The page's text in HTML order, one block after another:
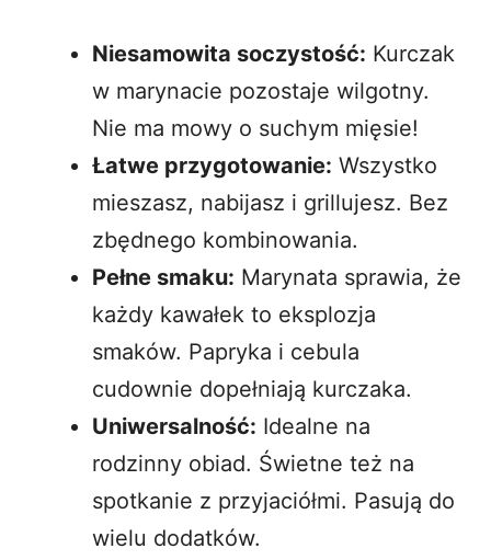
Niesamowita soczystość: Kurczak
w marynacie pozostaje wilgotny.
Nie ma mowy o suchym mięsie!
Łatwe przygotowanie: Wszystko
mieszasz, nabijasz i grillujesz. Bez
zbędnego kombinowania.
Pełne smaku: Marynata sprawia, że
każdy kawałek to eksplozja
smaków. Papryka i cebula
cudownie dopełniają kurczaka.
Uniwersalność: Idealne na
rodzinny obiad. Świetne też na
spotkanie z przyjaciółmi. Pasują do
wielu dodatków.